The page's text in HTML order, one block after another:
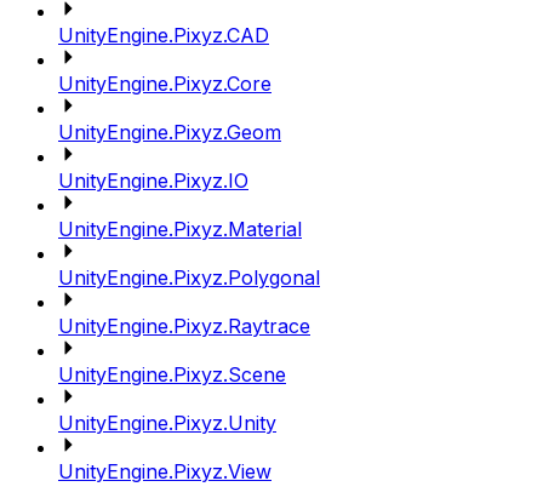
UnityEngine.Pixyz.CAD
UnityEngine.Pixyz.Core
UnityEngine.Pixyz.Geom
UnityEngine.Pixyz.IO
UnityEngine.Pixyz.Material
UnityEngine.Pixyz.Polygonal
UnityEngine.Pixyz.Raytrace
UnityEngine.Pixyz.Scene
UnityEngine.Pixyz.Unity
UnityEngine.Pixyz.View